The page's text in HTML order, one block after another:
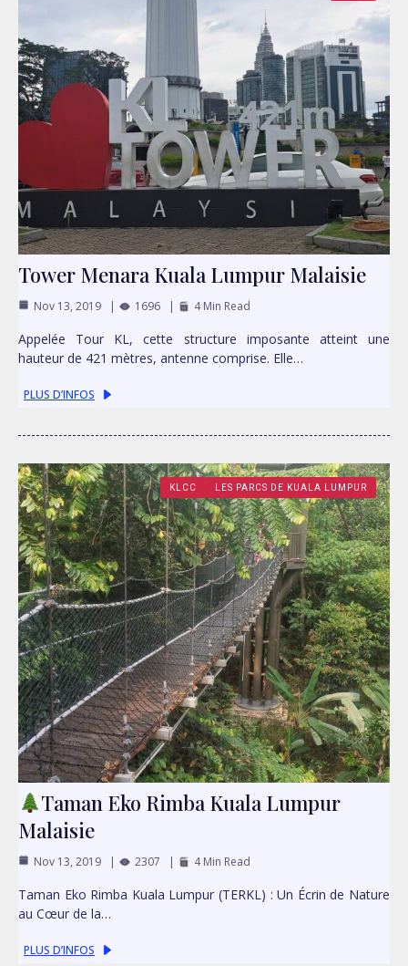
Tower Menara Kuala Lumpur Malaisie
Nov 13, 2019 1696 4 Min Read
Appelée Tour KL, cette structure imposante atteint une
hauteur de 421 mètres, antenne comprise. Elle…
PLUS D’INFOS
KLCC LES PARCS DE KUALA LUMPUR
Taman Eko Rimba Kuala Lumpur
Malaisie
Nov 13, 2019 2307 4 Min Read
Taman Eko Rimba Kuala Lumpur (TERKL) : Un Écrin de Nature
au Cœur de la…
PLUS D’INFOS